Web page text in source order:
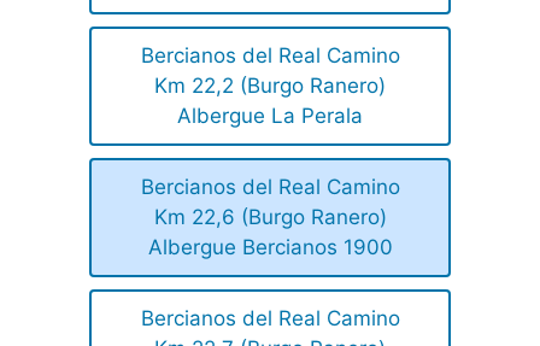
Bercianos del Real Camino
Km 22,2 (Burgo Ranero)
Albergue La Perala
Bercianos del Real Camino
Km 22,6 (Burgo Ranero)
Albergue Bercianos 1900
Bercianos del Real Camino